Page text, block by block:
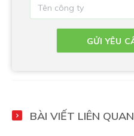
BÀI VIẾT LIÊN QUAN